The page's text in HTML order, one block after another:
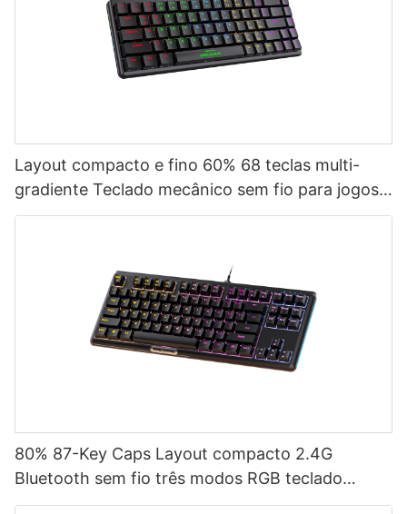
Layout compacto e fino 60% 68 teclas multi-
gradiente Teclado mecânico sem fio para jogos
de três modos V400
80% 87-Key Caps Layout compacto 2.4G
Bluetooth sem fio três modos RGB teclado
mecânico fábrica V300